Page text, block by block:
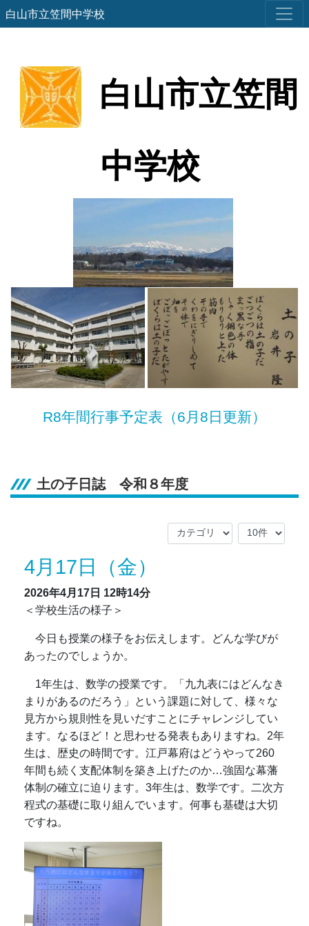
白山市立笠間中学校
白山市立笠間
中学校
R8年間行事予定表（6月8日更新）
土の子日誌 令和８年度
4月17日（金）
2026年4月17日 12時14分
＜学校生活の様子＞
今日も授業の様子をお伝えします。どんな学びが
あったのでしょうか。
1年生は、数学の授業です。「九九表にはどんなき
まりがあるのだろう」という課題に対して、様々な
見方から規則性を見いだすことにチャレンジしてい
ます。なるほど！と思わせる発表もありますね。2年
生は、歴史の時間です。江戸幕府はどうやって260
年間も続く支配体制を築き上げたのか…強固な幕藩
体制の確立に迫ります。3年生は、数学です。二次方
程式の基礎に取り組んでいます。何事も基礎は大切
ですね。